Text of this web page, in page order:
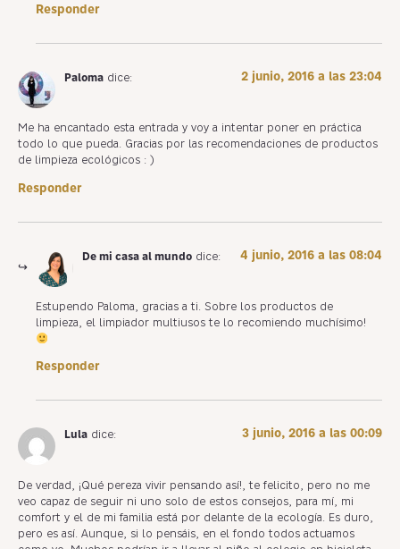
Responder
Paloma dice: 2 junio, 2016 a las 23:04
Me ha encantado esta entrada y voy a intentar poner en práctica
todo lo que pueda. Gracias por las recomendaciones de productos
de limpieza ecológicos : )
Responder
De mi casa al mundo dice: 4 junio, 2016 a las 08:04
Estupendo Paloma, gracias a ti. Sobre los productos de
limpieza, el limpiador multiusos te lo recomiendo muchísimo!
Responder
Lula dice: 3 junio, 2016 a las 00:09
De verdad, ¡Qué pereza vivir pensando así!, te felicito, pero no me
veo capaz de seguir ni uno solo de estos consejos, para mí, mi
comfort y el de mi familia está por delante de la ecología. Es duro,
pero es así. Aunque, si lo pensáis, en el fondo todos actuamos